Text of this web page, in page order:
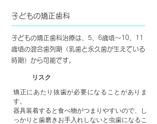
子どもの矯正歯科
子どもの矯正歯科治療は、5、6歳頃～10、11
歳頃の混合歯列期（乳歯と永久歯が生えている
時期）から可能です。
リスク
矯正にあたり抜歯が必要になることがありま
す。
器具装着すると食べ物がつまりやすいので、し
っかりと歯磨きお手入れしないと虫歯になるこ